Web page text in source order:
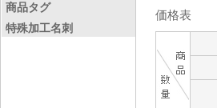
商品タグ
特殊加工名刺
価格表